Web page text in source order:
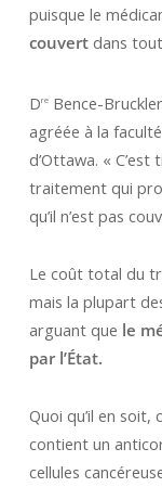
puisque le
couvertdans
DreBence-
agréée à la
d’Ottawa. «
traitement qui
qu’il n’est pas
Le coût total du
mais la plupart
arguant que le
par l’État.
Quoi qu’il en soit,
contient un
cellules